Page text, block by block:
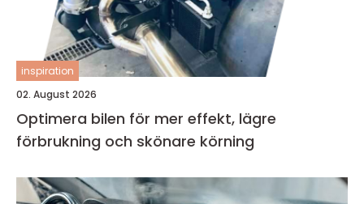
inspiration
02. August 2026
Optimera bilen för mer effekt, lägre
förbrukning och skönare körning